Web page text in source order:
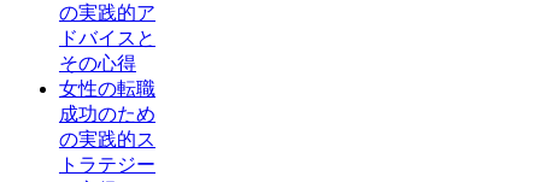
の実践的ア
ドバイスと
その心得
女性の転職
成功のため
の実践的ス
トラテジー